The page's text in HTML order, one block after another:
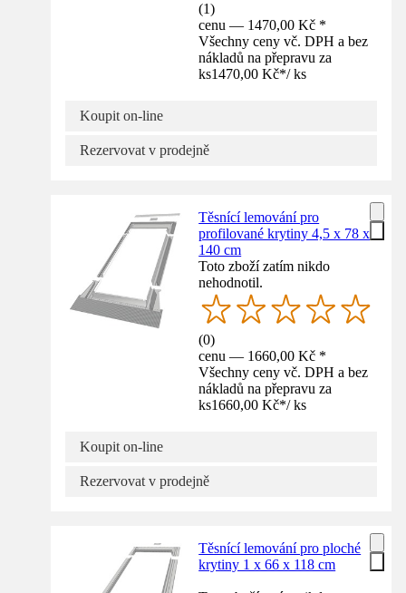
(1)
cenu — 1470,00 Kč *
Všechny ceny vč. DPH a bez
nákladů na přepravu za
ks1470,00 Kč*/ ks
Koupit on-line
Rezervovat v prodejně
Těsnící lemování pro
profilované krytiny 4,5 x 78 x
140 cm
Toto zboží zatím nikdo
nehodnotil.
(0)
cenu — 1660,00 Kč *
Všechny ceny vč. DPH a bez
nákladů na přepravu za
ks1660,00 Kč*/ ks
Koupit on-line
Rezervovat v prodejně
Těsnící lemování pro ploché
krytiny 1 x 66 x 118 cm